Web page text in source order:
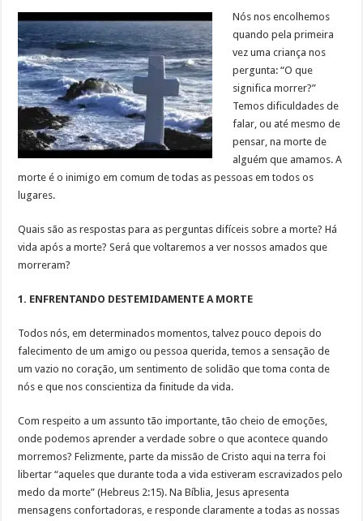
Nós nos encolhemos
quando pela primeira
vez uma criança nos
pergunta: “O que
significa morrer?”
Temos dificuldades de
falar, ou até mesmo de
pensar, na morte de
alguém que amamos. A
morte é o inimigo em comum de todas as pessoas em todos os
lugares.
Quais são as respostas para as perguntas difíceis sobre a morte? Há
vida após a morte? Será que voltaremos a ver nossos amados que
morreram?
1. ENFRENTANDO DESTEMIDAMENTE A MORTE
Todos nós, em determinados momentos, talvez pouco depois do
falecimento de um amigo ou pessoa querida, temos a sensação de
um vazio no coração, um sentimento de solidão que toma conta de
nós e que nos conscientiza da finitude da vida.
Com respeito a um assunto tão importante, tão cheio de emoções,
onde podemos aprender a verdade sobre o que acontece quando
morremos? Felizmente, parte da missão de Cristo aqui na terra foi
libertar “aqueles que durante toda a vida estiveram escravizados pelo
medo da morte” (Hebreus 2:15). Na Bíblia, Jesus apresenta
mensagens confortadoras, e responde claramente a todas as nossas